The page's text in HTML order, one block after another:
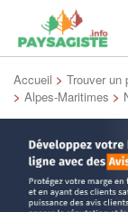
Accueil > Trouver un
> Alpes-Maritimes >